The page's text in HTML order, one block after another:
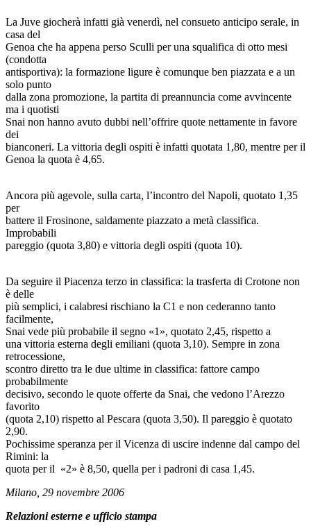
La Juve giocherà infatti già venerdì, nel consueto anticipo serale, in
casa del
Genoa che ha appena perso Sculli per una squalifica di otto mesi
(condotta
antisportiva): la formazione ligure è comunque ben piazzata e a un
solo punto
dalla zona promozione, la partita di preannuncia come avvincente
ma i quotisti
Snai non hanno avuto dubbi nell’offrire quote nettamente in favore
dei
bianconeri. La vittoria degli ospiti è infatti quotata 1,80, mentre per il
Genoa la quota è 4,65.
Ancora più agevole, sulla carta, l’incontro del Napoli, quotato 1,35
per
battere il Frosinone, saldamente piazzato a metà classifica.
Improbabili
pareggio (quota 3,80) e vittoria degli ospiti (quota 10).
Da seguire il Piacenza terzo in classifica: la trasferta di Crotone non
è delle
più semplici, i calabresi rischiano la C1 e non cederanno tanto
facilmente,
Snai vede più probabile il segno «1», quotato 2,45, rispetto a
una vittoria esterna degli emiliani (quota 3,10). Sempre in zona
retrocessione,
scontro diretto tra le due ultime in classifica: fattore campo
probabilmente
decisivo, secondo le quote offerte da Snai, che vedono l’Arezzo
favorito
(quota 2,10) rispetto al Pescara (quota 3,50). Il pareggio è quotato
2,90.
Pochissime speranza per il Vicenza di uscire indenne dal campo del
Rimini: la
quota per il «2» è 8,50, quella per i padroni di casa 1,45.
Milano, 29 novembre 2006
Relazioni esterne e ufficio stampa